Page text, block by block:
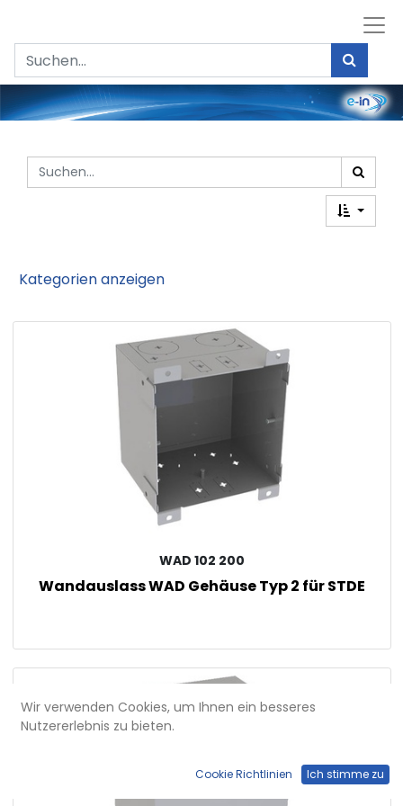
Kategorien anzeigen
WAD 102 200
Wandauslass WAD Gehäuse Typ 2 für STDE
Wir verwenden Cookies, um Ihnen ein besseres
Nutzererlebnis zu bieten.
Cookie Richtlinien Ich stimme zu